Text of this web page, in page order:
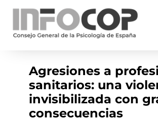
Agresiones a
sanitarios: una
invisibilizada con
consecuencias